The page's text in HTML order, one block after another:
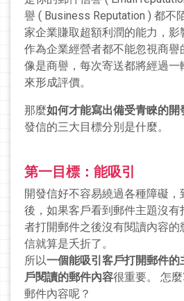
譽 ( Business Reputation ) 都不
家企業賺取超額利潤的能力，影
作為企業經營者都不能忽視商
像是商譽，每次寄送都將經過
來形成評價。
那麼如何才能寫出備受青睞的開
發信的三大目標分別是什麼。
第一目標：能吸引
開發信好不容易繞過各種障礙，
後，如果客戶看到郵件主題沒
者打開郵件之後沒有閱讀內容的
信就算是夭折了。
所以一個能吸引客戶打開郵件的
戶閱讀的郵件內容很重要。 怎
郵件內容呢？